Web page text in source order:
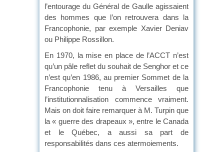
l’entourage du Général de Gaulle agissaient
des hommes que l’on retrouvera dans la
Francophonie, par exemple Xavier Deniav
ou Philippe Rossillon.
En 1970, la mise en place de l’ACCT n’est
qu’un pâle reflet du souhait de Senghor et ce
n’est qu’en 1986, au premier Sommet de la
Francophonie tenu à Versailles que
l’institutionnalisation commence vraiment.
Mais on doit faire remarquer à M. Turpin que
la « guerre des drapeaux », entre le Canada
et le Québec, a aussi sa part de
responsabilités dans ces atermoiements.